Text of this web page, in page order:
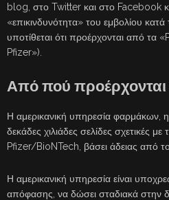
blog, στο Twitter και στο Facebook
«επικινδυνότητα» του εμβολίου
υποτίθεται ότι προέρχονται από
Pfizer»).
Από πού
Η αμερικανική υπηρεσία φαρμάκων,
δεκάδες χιλιάδες σελίδες σχετικές
Pfizer/BioNTech, βάσει άδειας από
Η αμερικανική υπηρεσία είναι
απόφασης, να δώσει σταδιακά στην